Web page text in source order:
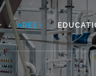
AREE